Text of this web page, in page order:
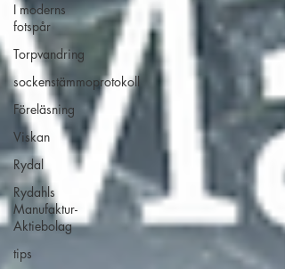
I moderns
fotspår
Torpvandring
sockenstämmoprotokoll
Föreläsning
Viskan
Rydal
Rydahls
Manufaktur-
Aktiebolag
tips